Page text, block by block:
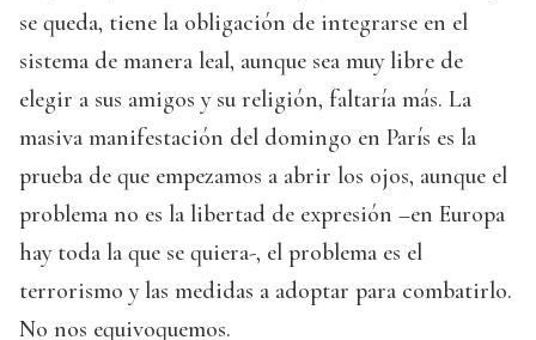
se queda, tiene la obligación de integrarse en el
sistema de manera leal, aunque sea muy libre de
elegir a sus amigos y su religión, faltaría más. La
masiva manifestación del domingo en París es la
prueba de que empezamos a abrir los ojos, aunque el
problema no es la libertad de expresión –en Europa
hay toda la que se quiera-, el problema es el
terrorismo y las medidas a adoptar para combatirlo.
No nos equivoquemos.